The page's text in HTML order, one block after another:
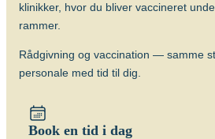
Søg og find anbefalinger
Søg efter destination
klinikker, hvor du bliver vaccineret
rammer.
Rådgivning og vaccination — samme
personale med tid til dig.
Book en tid i dag